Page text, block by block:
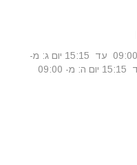
יום א: מ- 09:00 עד 15:15 יום ב: מ- 09:00 עד 15:15 יום ג: מ-